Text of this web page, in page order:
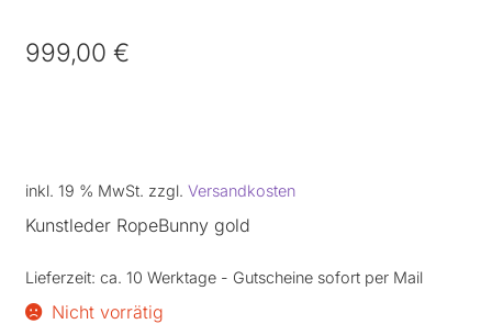
999,00 €
inkl. 19 % MwSt. zzgl. Versandkosten
Kunstleder RopeBunny gold
Lieferzeit: ca. 10 Werktage - Gutscheine sofort per Mail
Nicht vorrätig